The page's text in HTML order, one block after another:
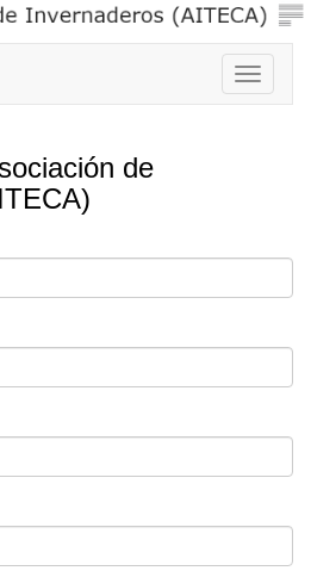
Toggle
de